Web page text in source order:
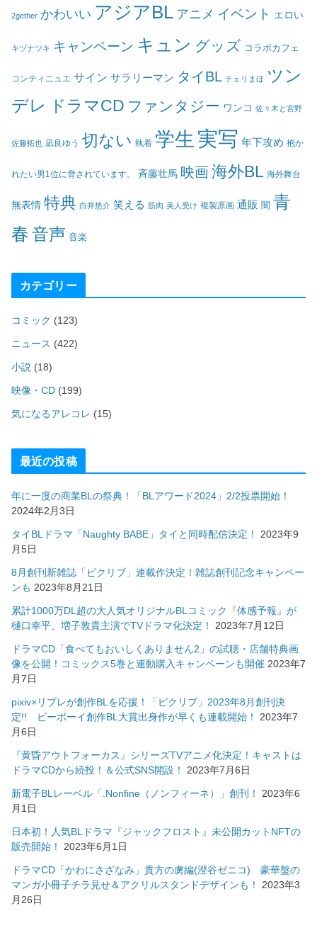
2gether かわいい アジアBL アニメ イベント エロい
キヅナツキ キャンペーン キュン グッズ コラボカフェ
コンティニュエ サイン サラリーマン タイBL チェリまほ ツン
デレ ドラマCD ファンタジー ワンコ 佐々木と宮野
佐藤拓也 凪良ゆう 切ない 執着 学生 実写 年下攻め 抱か
れたい男1位に脅されています。 斉藤壮馬 映画海外BL 海外舞台
無表情 特典 白井悠介 笑える 筋肉 美人受け 複製原画 通販 闇 青
春音声 音楽
カテゴリー
コミック (123)
ニュース (422)
小説 (18)
映像・CD (199)
気になるアレコレ (15)
最近の投稿
年に一度の商業BLの祭典！「BLアワード2024」2/2投票開始！
2024年2月3日
タイBLドラマ「Naughty BABE」タイと同時配信決定！
2023年9
月5日
8月創刊新雑誌「ピクリブ」連載作決定！雑誌創刊記念キャンペー
ンも 2023年8月21日
累計1000万DL超の大人気オリジナルBLコミック『体感予報』が
樋口幸平、増子敦貴主演でTVドラマ化決定！
2023年7月12日
ドラマCD「食べてもおいしくありません2」の試聴・店舗特典画
像を公開！コミックス5巻と連動購入キャンペーンも開催 2023年7
月7日
pixiv×リブレが創作BLを応援！「ピクリブ」2023年8月創刊決
定!! ビーボーイ創作BL大賞出身作が早くも連載開始！
2023年7
月6日
『黄昏アウトフォーカス』シリーズTVアニメ化決定！キャストは
ドラマCDから続投！＆公式SNS開設！
2023年7月6日
新電子BLレーベル「.Nonfine（ノンフィーネ）」創刊！
2023年6
月1日
日本初！人気BLドラマ『ジャックフロスト』未公開カットNFTの
販売開始！
2023年6月1日
ドラマCD「かわにさざなみ」貴方の虜編(澄谷ゼニコ) 豪華盤の
マンガ小冊子チラ見せ＆アクリルスタンドデザインも！
2023年3
月26日